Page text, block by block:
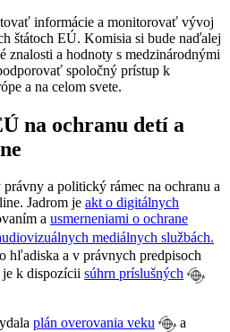
informácie a monitorovať vývoj
štátoch EÚ. Komisia si bude naďalej
znalosti a hodnoty s medzinárodnými
spoločný prístup k
a na celom svete.
na ochranu detí a
a politický rámec na ochranu a
Jadrom je akt o digitálnych
a usmerneniami o ochrane
mediálnych službách.
hľadiska a v právnych predpisoch
k dispozícii súhrn príslušných
plán overovania veku
a